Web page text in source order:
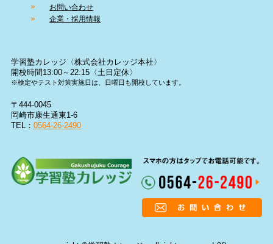
お問い合わせ
企業・採用情報
学習塾カレッジ〈株式会社カレッジ本社〉
開校時間13:00～22:15〈土日定休〉
※検定やテスト対策実施日は、日曜日も開校しています。
〒444-0045
岡崎市康生通東1-6
TEL： 0564-26-2490